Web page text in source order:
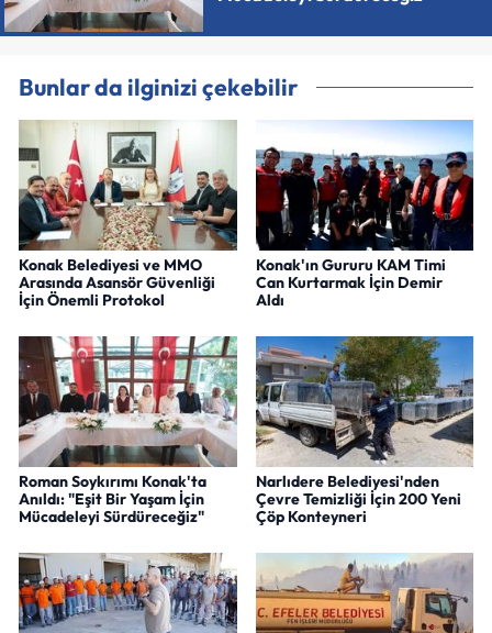
Bunlar da ilginizi çekebilir
Konak Belediyesi ve MMO
Arasında Asansör Güvenliği
İçin Önemli Protokol
Konak'ın Gururu KAM Timi
Can Kurtarmak İçin Demir
Aldı
Roman Soykırımı Konak'ta
Anıldı: "Eşit Bir Yaşam İçin
Mücadeleyi Sürdüreceğiz"
Narlıdere Belediyesi'nden
Çevre Temizliği İçin 200 Yeni
Çöp Konteyneri